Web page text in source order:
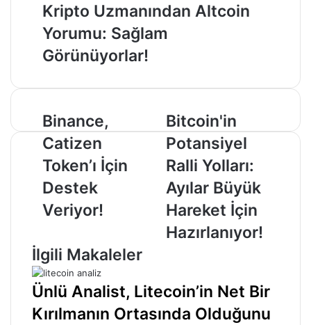
Kripto Uzmanından Altcoin
Yorumu: Sağlam
Görünüyorlar!
Binance,
Catizen
Token’ı
İçin
Destek
Veriyor!
Binance,
Catizen
Token’ı İçin
Destek
Veriyor!
Bitcoin'in
Potansiyel
Ralli
Yolları:
Ayılar
Büyük
Hareket
İçin
Hazırlanıyor!
Bitcoin'in
Potansiyel
Ralli Yolları:
Ayılar Büyük
Hareket İçin
Hazırlanıyor!
İlgili Makaleler
Ünlü Analist, Litecoin’in Net Bir
Kırılmanın Ortasında Olduğunu